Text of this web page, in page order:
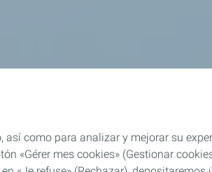
como para analizar y mejorar su
«Gérer mes cookies» (Gestionar